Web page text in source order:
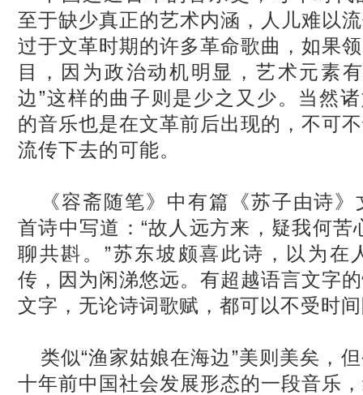
至于缺少真正的艺术内涵，人儿难以
过于文革时期的许多革命歌曲，如果
目，因为政治动机明显，艺术元素
边”这样的曲子则是少之又少。当然
的音乐也是在文革前后出现的，不可
流传下去的可能。
《容斋随笔》中有篇《苏子由诗
首诗中写道：“故人远方来，疑我何苦
聊共斟。”苏东坡颇喜此诗，以为在
传，因为闲涕悠远。有超越语言文字
文字，无论诗词歌赋，都可以不受时
类似“渔家姑娘在海边”美则美矣，
十年前中国社会发展形态的一段音乐